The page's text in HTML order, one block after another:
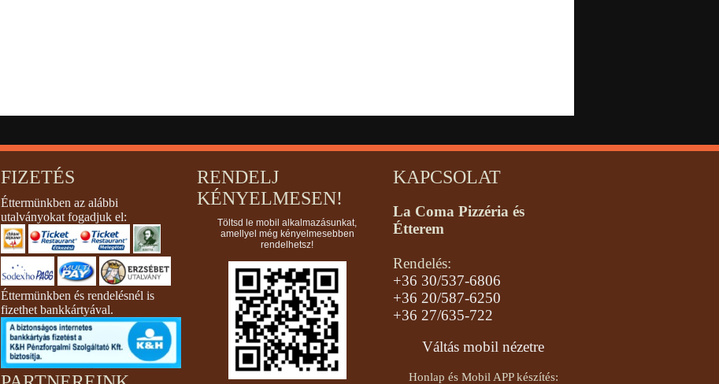
FIZETÉS
Éttermünkben az alábbi
utalványokat fogadjuk el:
Éttermünkben és rendelésnél is
fizethet bankkártyával.
RENDELJ
KÉNYELMESEN!
Töltsd le mobil alkalmazásunkat,
amellyel még kényelmesebben
rendelhetsz!
KAPCSOLAT
La Coma Pizzéria és
Étterem
Rendelés:
+36 30/537-6806
+36 20/587-6250
+36 27/635-722
Váltás mobil nézetre
Honlap és Mobil APP készítés: